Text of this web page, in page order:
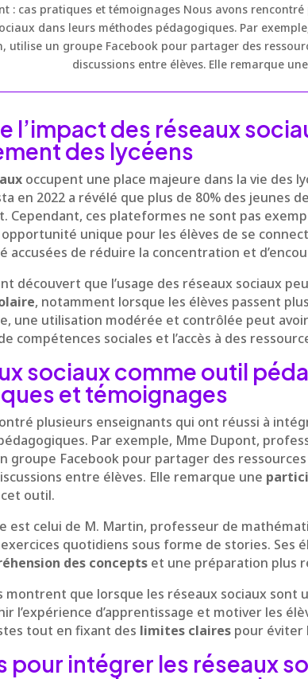
: cas pratiques et témoignages Nous avons
dans leurs méthodes pédagogiques. Par
utilise un groupe Facebook pour partager des
discussions entre élèves. Elle remarque
l’impact des réseaux
des lycéens
occupent une place majeure dans la vie des
en 2022 a révélé que plus de 80% des jeunes
Cependant, ces plateformes ne sont pas
unique pour les élèves de se
accusées de réduire la concentration et
découvert que l’usage des réseaux sociaux
, notamment lorsque les élèves passent
une utilisation modérée et contrôlée peut
compétences sociales et l’accès à des
sociaux comme outil
et témoignages
plusieurs enseignants qui ont réussi à
Par exemple, Mme Dupont,
groupe Facebook pour partager des
entre élèves. Elle remarque une
outil.
est celui de M. Martin, professeur de
quotidiens sous forme de stories. Ses
des concepts et une préparation plus
montrent que lorsque les réseaux sociaux sont
l’expérience d’apprentissage et motiver les
tout en fixant des limites claires pour éviter
pour intégrer les réseaux